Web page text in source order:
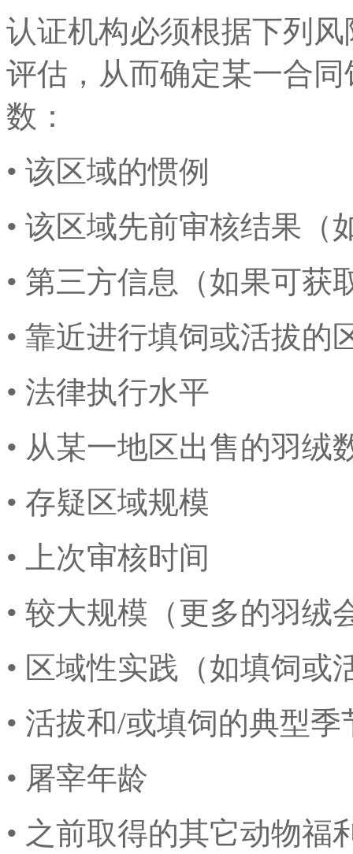
认证机构必须根据下列
评估，从而确定某一合
数：
• 该区域的惯例
• 该区域先前审核结果（
• 第三方信息（如果可获
• 靠近进行填饲或活拔的
• 法律执行水平
• 从某一地区出售的羽绒
• 存疑区域规模
• 上次审核时间
• 较大规模（更多的羽绒
• 区域性实践（如填饲或
• 活拔和/或填饲的典型
• 屠宰年龄
• 之前取得的其它动物福